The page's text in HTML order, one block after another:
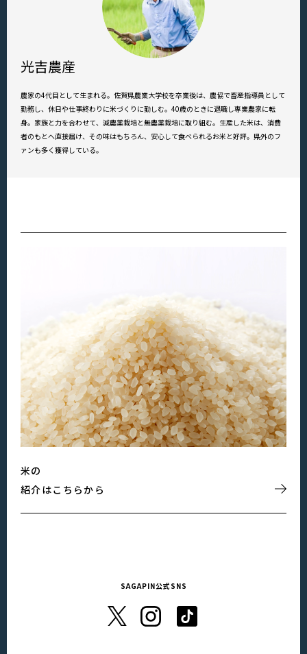
光吉農産
農家の4代目として生まれる。佐賀県農業大学校を卒業後は、農協で畜産指導員として
勤務し、休日や仕事終わりに米づくりに勤しむ。40歳のときに退職し専業農家に転
身。家族と力を合わせて、減農薬栽培と無農薬栽培に取り組む。生産した米は、消費
者のもとへ直接届け、その味はもちろん、安心して食べられるお米と好評。県外のフ
ァンも多く獲得している。
米の
紹介はこちらから
SAGAPIN公式SNS